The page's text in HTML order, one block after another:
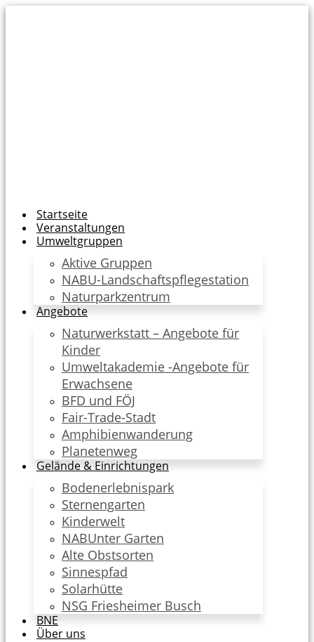
Zum
Startseite
Veranstaltungen
Umweltgruppen
Aktive Gruppen
NABU-Landschaftspflegestation
Naturparkzentrum
Angebote
Naturwerkstatt – Angebote für
Kinder
Umweltakademie -Angebote für
Erwachsene
BFD und FÖJ
Fair-Trade-Stadt
Amphibienwanderung
Planetenweg
Gelände & Einrichtungen
Bodenerlebnispark
Sternengarten
Kinderwelt
NABUnter Garten
Alte Obstsorten
Sinnespfad
Solarhütte
NSG Friesheimer Busch
BNE
Über uns